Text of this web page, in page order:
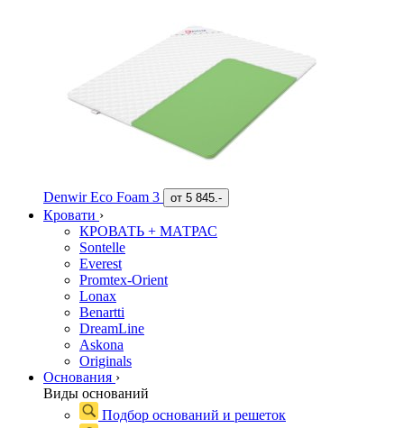
Denwir Eco Foam 3 от 5 845.-
Кровати ›
КРОВАТЬ + МАТРАС
Sontelle
Everest
Promtex-Orient
Lonax
Benartti
DreamLine
Askona
Originals
Основания ›
Виды оснований
Подбор оснований и решеток